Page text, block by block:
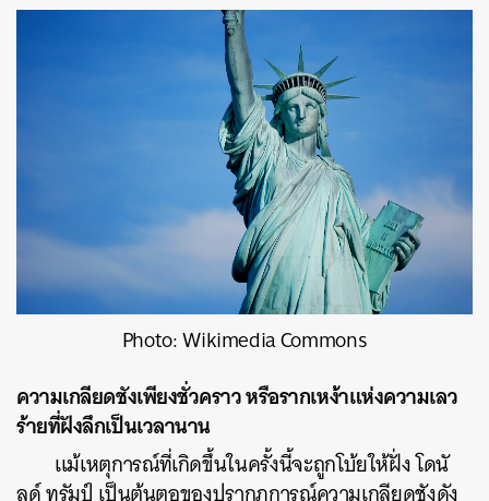
Photo: Wikimedia Commons
ความเกลียดชังเพียงชั่วคราว หรือรากเหง้าแห่งความเลว
ร้ายที่ฝังลึกเป็นเวลานาน
เเม้เหตุการณ์ที่เกิดขึ้นในครั้งนี้จะถูกโบ้ยให้ฝั่ง โดนั
ลด์ ทรัมป์ เป็นต้นตอของปรากฏการณ์ความเกลียดชังดัง